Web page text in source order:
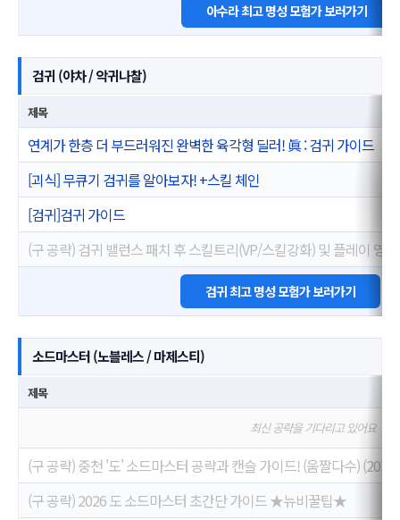
아수라 최고 명성 모험가 보러가기
검귀 (야차 / 악귀나찰)
제목
연계가 한층 더 부드러워진 완벽한 육각형 딜러! 眞 : 검귀 가이드
[괴식] 무큐기 검귀를 알아보자! +스킬 체인
[검귀]검귀 가이드
(구 공략) 검귀 밸런스 패치 후 스킬트리(VP/스킬강화) 및 플레이 영상
검귀 최고 명성 모험가 보러가기
소드마스터 (노블레스 / 마제스티)
제목
최신 공략을 기다리고 있어요
(구 공략) 중천 '도' 소드마스터 공략과 캔슬 가이드! (움짤다수)
(구 공략) 2026 도 소드마스터 초간단 가이드 ★뉴비꿀팁★